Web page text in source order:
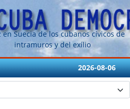
en Suecia de los cubanos cívicos de
intramuros y del exílio
2026-08-06